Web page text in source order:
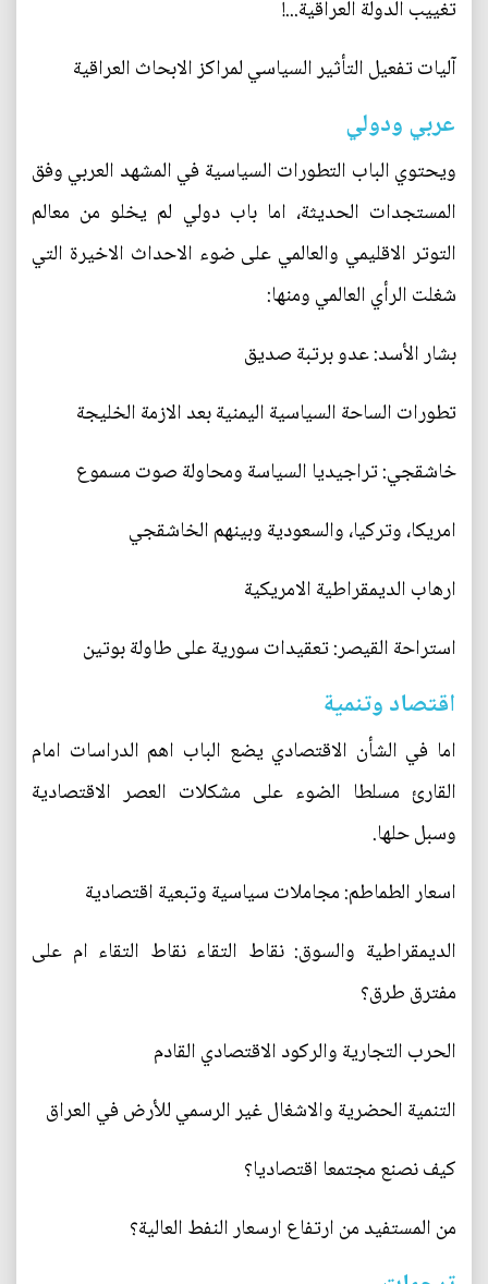
تغييب الدولة العراقية...!
آليات تفعيل التأثير السياسي لمراكز الابحاث العراقية
عربي ودولي
ويحتوي الباب التطورات السياسية في المشهد العربي وفق
المستجدات الحديثة، اما باب دولي لم يخلو من معالم
التوتر الاقليمي والعالمي على ضوء الاحداث الاخيرة التي
شغلت الرأي العالمي ومنها:
بشار الأسد: عدو برتبة صديق
تطورات الساحة السياسية اليمنية بعد الازمة الخليجة
خاشقجي: تراجيديا السياسة ومحاولة صوت مسموع
امريكا، وتركيا، والسعودية وبينهم الخاشقجي
ارهاب الديمقراطية الامريكية
استراحة القيصر: تعقيدات سورية على طاولة بوتين
اقتصاد وتنمية
اما في الشأن الاقتصادي يضع الباب اهم الدراسات امام
القارئ مسلطا الضوء على مشكلات العصر الاقتصادية
وسبل حلها.
اسعار الطماطم: مجاملات سياسية وتبعية اقتصادية
الديمقراطية والسوق: نقاط التقاء نقاط التقاء ام على
مفترق طرق؟
الحرب التجارية والركود الاقتصادي القادم
التنمية الحضرية والاشغال غير الرسمي للأرض في العراق
كيف نصنع مجتمعا اقتصاديا؟
من المستفيد من ارتفاع ارسعار النفط العالية؟